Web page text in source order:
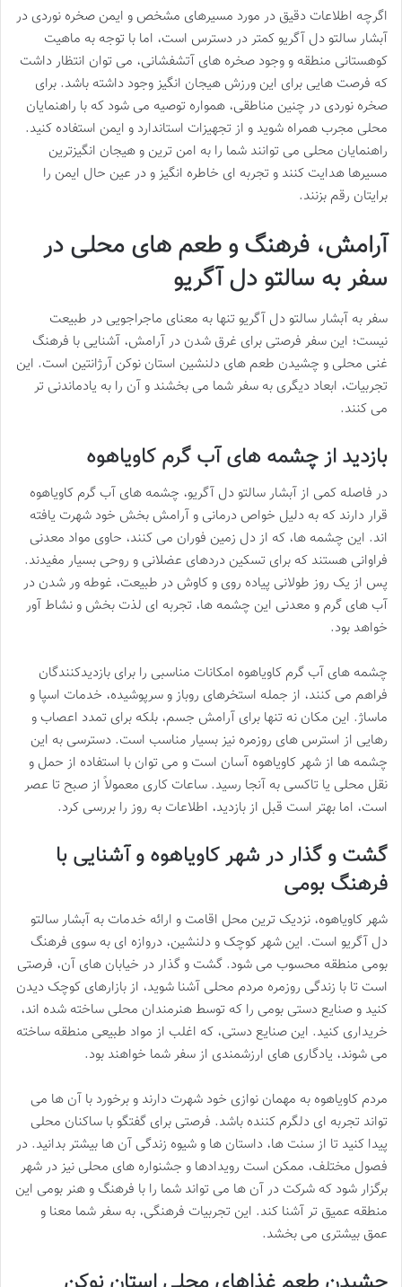
اگرچه اطلاعات دقیق در مورد مسیرهای مشخص و ایمن صخره نوردی در
آبشار سالتو دل آگریو کمتر در دسترس است، اما با توجه به ماهیت
کوهستانی منطقه و وجود صخره های آتشفشانی، می توان انتظار داشت
که فرصت هایی برای این ورزش هیجان انگیز وجود داشته باشد. برای
صخره نوردی در چنین مناطقی، همواره توصیه می شود که با راهنمایان
محلی مجرب همراه شوید و از تجهیزات استاندارد و ایمن استفاده کنید.
راهنمایان محلی می توانند شما را به امن ترین و هیجان انگیزترین
مسیرها هدایت کنند و تجربه ای خاطره انگیز و در عین حال ایمن را
برایتان رقم بزنند.
آرامش، فرهنگ و طعم های محلی در
سفر به سالتو دل آگریو
سفر به آبشار سالتو دل آگریو تنها به معنای ماجراجویی در طبیعت
نیست؛ این سفر فرصتی برای غرق شدن در آرامش، آشنایی با فرهنگ
غنی محلی و چشیدن طعم های دلنشین استان نوکن آرژانتین است. این
تجربیات، ابعاد دیگری به سفر شما می بخشند و آن را به یادماندنی تر
می کنند.
بازدید از چشمه های آب گرم کاویاهوه
در فاصله کمی از آبشار سالتو دل آگریو، چشمه های آب گرم کاویاهوه
قرار دارند که به دلیل خواص درمانی و آرامش بخش خود شهرت یافته
اند. این چشمه ها، که از دل زمین فوران می کنند، حاوی مواد معدنی
فراوانی هستند که برای تسکین دردهای عضلانی و روحی بسیار مفیدند.
پس از یک روز طولانی پیاده روی و کاوش در طبیعت، غوطه ور شدن در
آب های گرم و معدنی این چشمه ها، تجربه ای لذت بخش و نشاط آور
خواهد بود.
چشمه های آب گرم کاویاهوه امکانات مناسبی را برای بازدیدکنندگان
فراهم می کنند، از جمله استخرهای روباز و سرپوشیده، خدمات اسپا و
ماساژ. این مکان نه تنها برای آرامش جسم، بلکه برای تمدد اعصاب و
رهایی از استرس های روزمره نیز بسیار مناسب است. دسترسی به این
چشمه ها از شهر کاویاهوه آسان است و می توان با استفاده از حمل و
نقل محلی یا تاکسی به آنجا رسید. ساعات کاری معمولاً از صبح تا عصر
است، اما بهتر است قبل از بازدید، اطلاعات به روز را بررسی کرد.
گشت و گذار در شهر کاویاهوه و آشنایی با
فرهنگ بومی
شهر کاویاهوه، نزدیک ترین محل اقامت و ارائه خدمات به آبشار سالتو
دل آگریو است. این شهر کوچک و دلنشین، دروازه ای به سوی فرهنگ
بومی منطقه محسوب می شود. گشت و گذار در خیابان های آن، فرصتی
است تا با زندگی روزمره مردم محلی آشنا شوید، از بازارهای کوچک دیدن
کنید و صنایع دستی بومی را که توسط هنرمندان محلی ساخته شده اند،
خریداری کنید. این صنایع دستی، که اغلب از مواد طبیعی منطقه ساخته
می شوند، یادگاری های ارزشمندی از سفر شما خواهند بود.
مردم کاویاهوه به مهمان نوازی خود شهرت دارند و برخورد با آن ها می
تواند تجربه ای دلگرم کننده باشد. فرصتی برای گفتگو با ساکنان محلی
پیدا کنید تا از سنت ها، داستان ها و شیوه زندگی آن ها بیشتر بدانید. در
فصول مختلف، ممکن است رویدادها و جشنواره های محلی نیز در شهر
برگزار شود که شرکت در آن ها می تواند شما را با فرهنگ و هنر بومی این
منطقه عمیق تر آشنا کند. این تجربیات فرهنگی، به سفر شما معنا و
عمق بیشتری می بخشد.